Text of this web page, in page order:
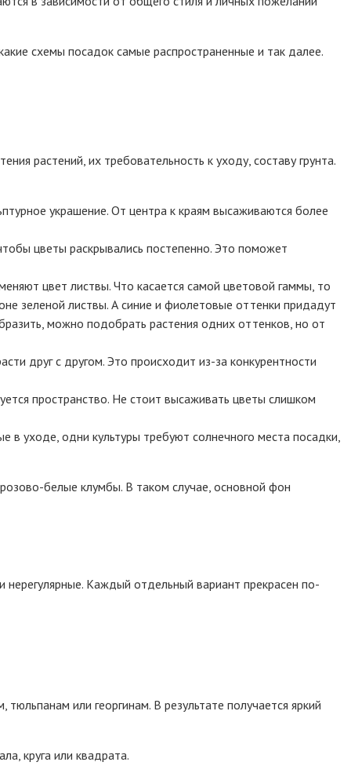
схемы посадок самые распространенные и так далее.
растений, их требовательность к уходу, составу грунта.
украшение. От центра к краям высаживаются более
цветы раскрывались постепенно. Это поможет
цвет листвы. Что касается самой цветовой гаммы, то
зеленой листвы. А синие и фиолетовые оттенки придадут
можно подобрать растения одних оттенков, но от
друг с другом. Это происходит из-за конкурентности
пространство. Не стоит высаживать цветы слишком
в уходе, одни культуры требуют солнечного места посадки,
белые клумбы. В таком случае, основной фон
нерегулярные. Каждый отдельный вариант прекрасен по-
или георгинам. В результате получается яркий
круга или квадрата.